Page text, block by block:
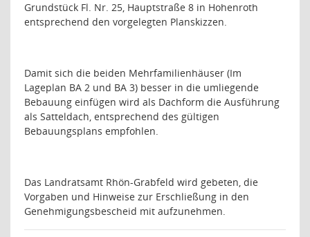
Grundstück Fl. Nr. 25, Hauptstraße 8 in Hohenroth
entsprechend den vorgelegten Planskizzen.
Damit sich die beiden Mehrfamilienhäuser (Im
Lageplan BA 2 und BA 3) besser in die umliegende
Bebauung einfügen wird als Dachform die Ausführung
als Satteldach, entsprechend des gültigen
Bebauungsplans empfohlen.
Das Landratsamt Rhön-Grabfeld wird gebeten, die
Vorgaben und Hinweise zur Erschließung in den
Genehmigungsbescheid mit aufzunehmen.